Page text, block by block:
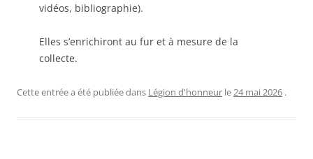
vidéos, bibliographie).
Elles s’enrichiront au fur et à mesure de la
collecte.
Cette entrée a été publiée dans Légion d'honneur le24 mai 2026 .